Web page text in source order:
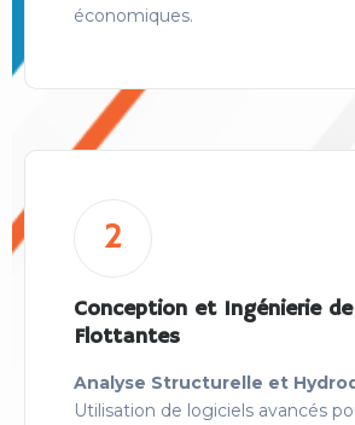
économiques.
2
Conception et Ingénierie
Flottantes
Analyse Structurelle et
Utilisation de logiciels avancés